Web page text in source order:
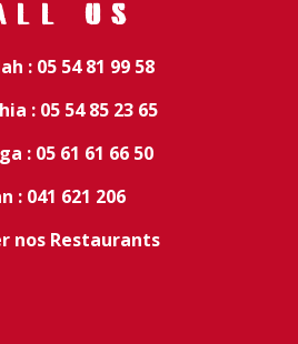
US
: 05 54 81 99 58
: 05 54 85 23 65
: 05 61 61 66 50
: 041 621 206
nos Restaurants